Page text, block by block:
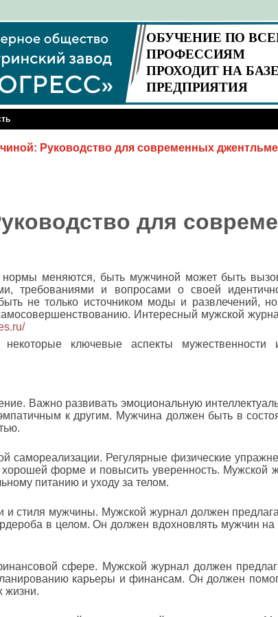
Руководство для современных
для
меняются, быть мужчиной может быть
требованиями и вопросами о своей
не только источником моды и развлечений,
Интересный мужской
ключевые аспекты мужественности
Важно развивать эмоциональную
к другим. Мужчина должен быть в
самореализации. Регулярные физические
хорошей форме и повысить уверенность. Мужской
питанию и уходу за телом.
стиля мужчины. Мужской журнал должен
в целом. Он должен вдохновлять мужчин на
сфере. Мужской журнал должен
карьеры и финансам. Он должен
жизни.